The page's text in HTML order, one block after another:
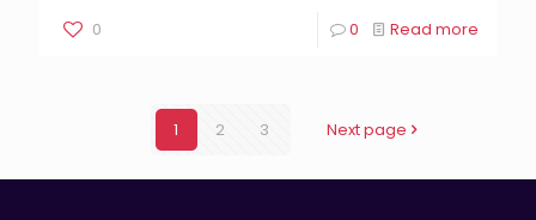
0 0 Read more
1 2 3 Next page